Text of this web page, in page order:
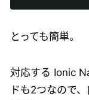
とっても簡単。
対応する Ionic
ドも2つなので